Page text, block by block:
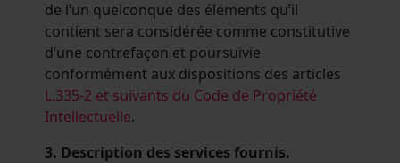
de l’un quelconque des éléments qu’il
contient sera considérée comme constitutive
d’une contrefaçon et poursuivie
conformément aux dispositions des articles
L.335-2 et suivants du Code de Propriété
Intellectuelle.
3. Description des services fournis.